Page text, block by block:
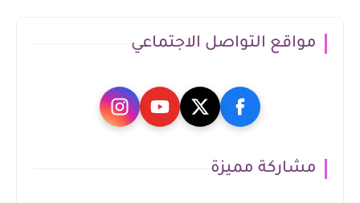
مواقع التواصل الاجتماعي
مشاركة مميزة